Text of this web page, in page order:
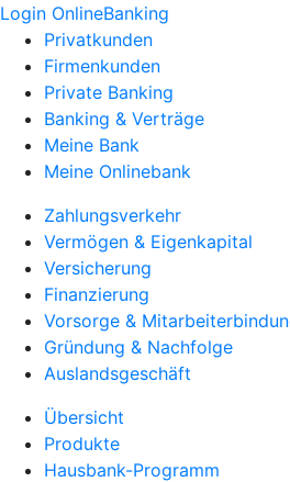
Login OnlineBanking
Privatkunden
Firmenkunden
Private Banking
Banking & Verträge
Meine Bank
Meine Onlinebank
Zahlungsverkehr
Vermögen & Eigenkapital
Versicherung
Finanzierung
Vorsorge &
Gründung & Nachfolge
Auslandsgeschäft
Übersicht
Produkte
Hausbank-Programm